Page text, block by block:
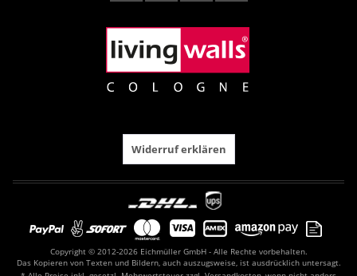
Widerruf erklären
Copyright © 2012-2026 Eichmüller GmbH - Alle Rechte vorbehalten.
Das Kopieren von Texten und Bildern, auch auszugsweise, ist ausdrücklich untersagt.